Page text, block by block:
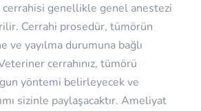
cerrahisi genellikle genel anestezi
Cerrahi prosedür, tümörün
ve yayılma durumuna bağlı
cerrahınız, tümörü
yöntemi belirleyecek ve
sizinle paylaşacaktır. Ameliyat